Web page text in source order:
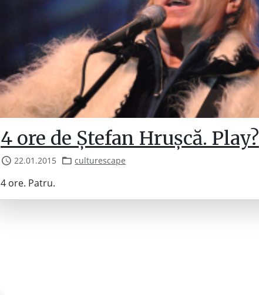
4 ore de Ștefan Hrușcă. Play?
22.01.2015 culturescape
4 ore. Patru.